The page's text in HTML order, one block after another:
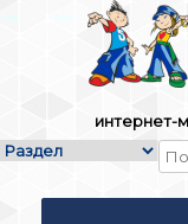
интернет-